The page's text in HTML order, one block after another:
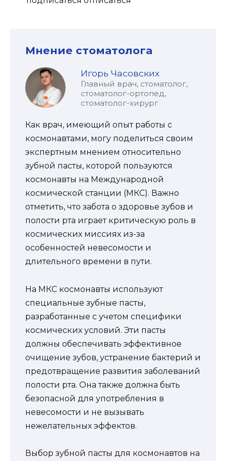
Мнение стоматолога
Игорь Часовских
Главный врач, стоматолог,
стоматолог-ортопед,
стоматолог-хирург
Как врач, имеющий опыт работы с
космонавтами, могу поделиться своим
экспертным мнением относительно
зубной пасты, которой пользуются
космонавты на Международной
космической станции (МКС). Важно
отметить, что забота о здоровье зубов и
полости рта играет критическую роль в
космических миссиях из-за
особенностей невесомости и
длительного времени в пути.
На МКС космонавты используют
специальные зубные пасты,
разработанные с учетом специфики
космических условий. Эти пасты
должны обеспечивать эффективное
очищение зубов, устранение бактерий и
предотвращение развития заболеваний
полости рта. Она также должна быть
безопасной для употребления в
невесомости и не вызывать
нежелательных эффектов.
Выбор зубной пасты для космонавтов на